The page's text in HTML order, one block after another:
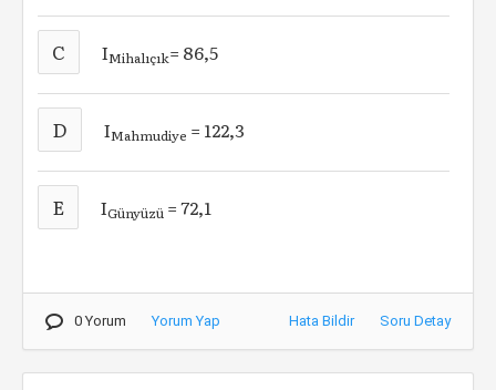
C IMihalıçık= 86,5
D IMahmudiye = 122,3
E IGünyüzü = 72,1
0 Yorum Yorum Yap Hata Bildir Soru Detay